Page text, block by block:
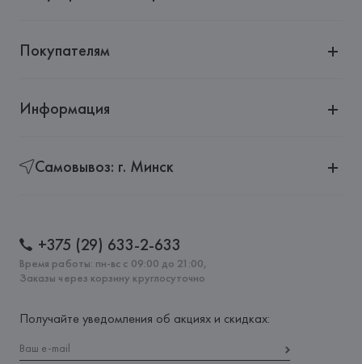
Покупателям
Информация
Самовывоз: г. Минск
+375 (29) 633-2-633
Время работы: пн-вс с 09:00 до 21:00,
Заказы через корзину круглосуточно
Получайте уведомления об акциях и скидках: